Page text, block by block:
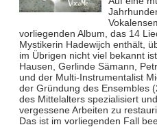
vorliegenden Album, das 14
Mystikerin Hadewijch enthält,
im Übrigen nicht viel bekannt
Hausen, Gerlinde Sämann,
und der Multi-Instrumentalist
der Gründung des Ensembles
des Mittelalters spezialisiert
vergessene Arbeiten zu
Das ist im vorliegenden Fall